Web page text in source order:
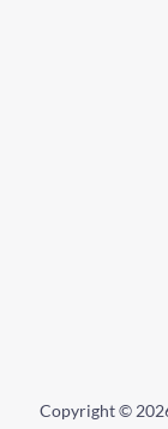
Copyright ©